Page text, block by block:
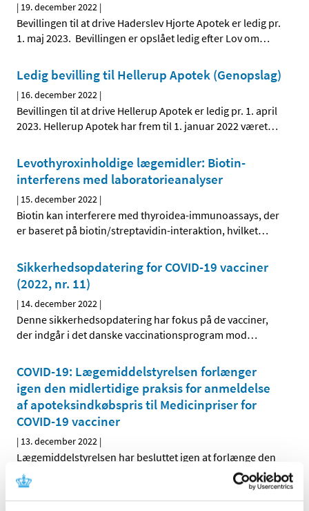
| 19. december 2022 |
Bevillingen til at drive Haderslev Hjorte Apotek er ledig pr.
1. maj 2023. Bevillingen er opslået ledig efter Lov om…
Ledig bevilling til Hellerup Apotek (Genopslag)
| 16. december 2022 |
Bevillingen til at drive Hellerup Apotek er ledig pr. 1. april
2023. Hellerup Apotek har frem til 1. januar 2022 været…
Levothyroxinholdige lægemidler: Biotin-
interferens med laboratorieanalyser
| 15. december 2022 |
Biotin kan interferere med thyroidea-immunoassays, der
er baseret på biotin/streptavidin-interaktion, hvilket…
Sikkerhedsopdatering for COVID-19 vacciner
(2022, nr. 11)
| 14. december 2022 |
Denne sikkerhedsopdatering har fokus på de vacciner,
der indgår i det danske vaccinationsprogram mod…
COVID-19: Lægemiddelstyrelsen forlænger
igen den midlertidige praksis for anmeldelse
af apoteksindkøbspris til Medicinpriser for
COVID-19 vacciner
| 13. december 2022 |
Lægemiddelstyrelsen har besluttet igen at forlænge den
begrænsede periode, hvor det for COVID-19 vacciner…